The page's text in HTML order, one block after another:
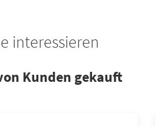
interessieren
Kunden gekauft